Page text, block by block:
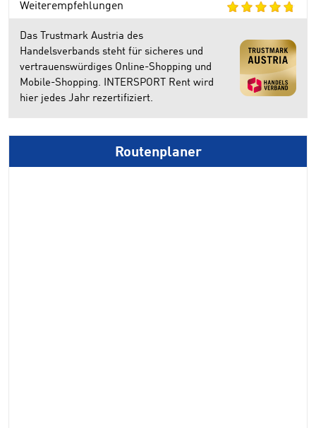
Weiterempfehlungen
Das Trustmark Austria des
Handelsverbands steht für sicheres und
vertrauenswürdiges Online-Shopping und
Mobile-Shopping. INTERSPORT Rent wird
hier jedes Jahr rezertifiziert.
Routenplaner